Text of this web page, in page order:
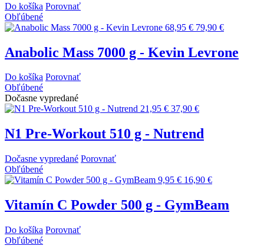
Do košíka Porovnať
Obľúbené
68,95 € 79,90 €
Anabolic Mass 7000 g - Kevin Levrone
Do košíka Porovnať
Obľúbené
Dočasne vypredané
21,95 € 37,90 €
N1 Pre-Workout 510 g - Nutrend
Dočasne vypredané Porovnať
Obľúbené
9,95 € 16,90 €
Vitamín C Powder 500 g - GymBeam
Do košíka Porovnať
Obľúbené